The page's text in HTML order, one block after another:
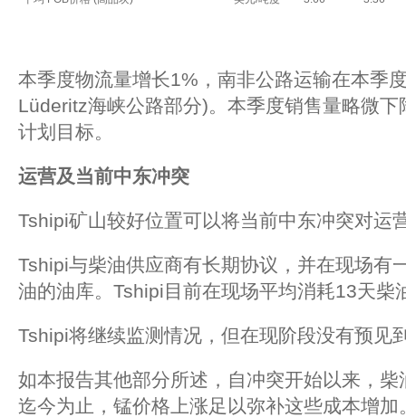
本季度物流量增长1%，南非公路运输在本季
Lüderitz海峡公路部分)。本季度销售量略微
计划目标。
运营及当前中东冲突
Tshipi矿山较好位置可以将当前中东冲突对运
Tshipi与柴油供应商有长期协议，并在现场有
油的油库。Tshipi目前在现场平均消耗13天柴
Tshipi将继续监测情况，但在现阶段没有预见
如本报告其他部分所述，自冲突开始以来，
迄今为止，锰价格上涨足以弥补这些成本增加